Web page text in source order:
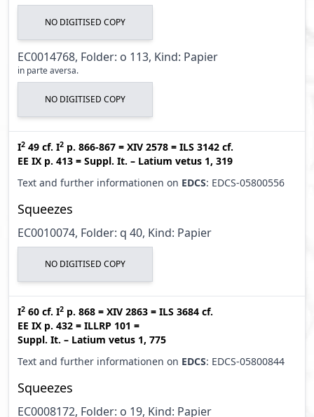
NO DIGITISED COPY
EC0014768, Folder: o 113, Kind: Papier
in parte aversa.
NO DIGITISED COPY
I2 49 cf. I2 p. 866-867 = XIV 2578 = ILS 3142 cf.
EE IX p. 413 = Suppl. It. – Latium vetus 1, 319
Text and further informationen on EDCS: EDCS-05800556
Squeezes
EC0010074, Folder: q 40, Kind: Papier
NO DIGITISED COPY
I2 60 cf. I2 p. 868 = XIV 2863 = ILS 3684 cf.
EE IX p. 432 = ILLRP 101 =
Suppl. It. – Latium vetus 1, 775
Text and further informationen on EDCS: EDCS-05800844
Squeezes
EC0008172, Folder: o 19, Kind: Papier